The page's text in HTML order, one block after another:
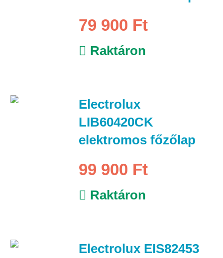
79 900 Ft
Raktáron
Electrolux
LIB60420CK
elektromos főzőlap
99 900 Ft
Raktáron
Electrolux EIS82453